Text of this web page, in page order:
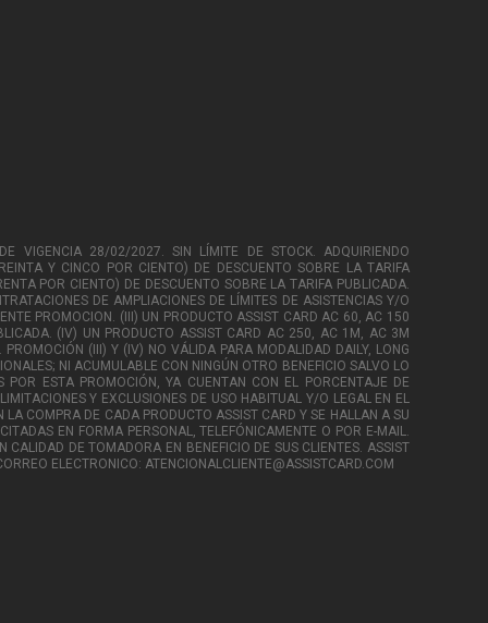
VIGENCIA 28/02/2027. SIN LÍMITE DE STOCK. ADQUIRIENDO
Y CINCO POR CIENTO) DE DESCUENTO SOBRE LA TARIFA
POR CIENTO) DE DESCUENTO SOBRE LA TARIFA PUBLICADA.
DE AMPLIACIONES DE LÍMITES DE ASISTENCIAS Y/O
PROMOCION. (III) UN PRODUCTO ASSIST CARD AC 60, AC 150
(IV) UN PRODUCTO ASSIST CARD AC 250, AC 1M, AC 3M
(III) Y (IV) NO VÁLIDA PARA MODALIDAD DAILY, LONG
NI ACUMULABLE CON NINGÚN OTRO BENEFICIO SALVO LO
POR ESTA PROMOCIÓN, YA CUENTAN CON EL PORCENTAJE DE
Y EXCLUSIONES DE USO HABITUAL Y/O LEGAL EN EL
LA COMPRA DE CADA PRODUCTO ASSIST CARD Y SE HALLAN A SU
EN FORMA PERSONAL, TELEFÓNICAMENTE O POR E-MAIL.
CALIDAD DE TOMADORA EN BENEFICIO DE SUS CLIENTES. ASSIST
ELECTRONICO: ATENCIONALCLIENTE@ASSISTCARD.COM